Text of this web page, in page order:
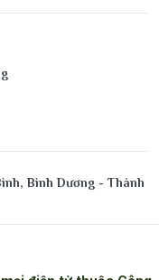
Bình Dương - Thành